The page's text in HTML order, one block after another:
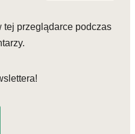
tej przeglądarce podczas